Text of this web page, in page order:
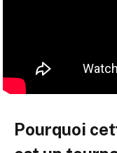
Pourquoi